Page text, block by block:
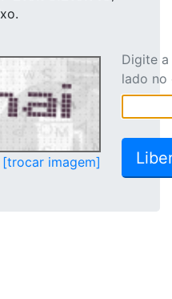
[trocar imagem]
Digite
lado no